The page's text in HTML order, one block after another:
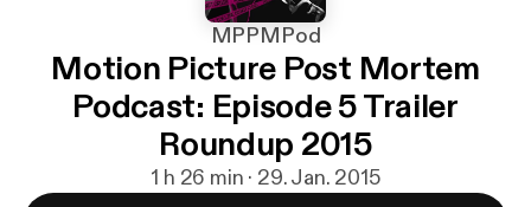
MPPMPod
Motion Picture Post Mortem
Podcast: Episode 5 Trailer
Roundup 2015
1 h 26 min · 29. Jan. 2015